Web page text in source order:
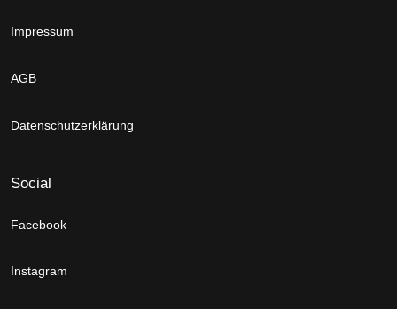
Impressum
AGB
Datenschutzerklärung
Social
Facebook
Instagram